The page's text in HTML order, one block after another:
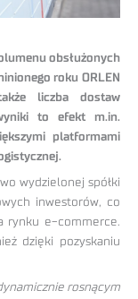
obsłużonych
roku ORLEN
liczba dostaw
to efekt m.in.
platformami
wydzielonej spółki
inwestorów, co
rynku e-commerce.
dzięki pozyskaniu
rosnącym